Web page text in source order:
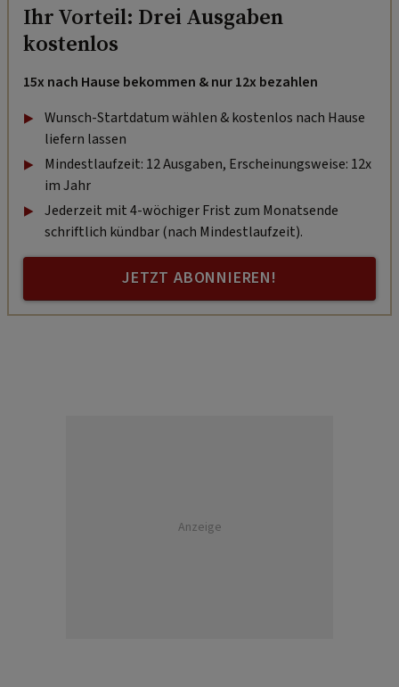
Ihr Vorteil: Drei Ausgaben
kostenlos
15x nach Hause bekommen & nur 12x bezahlen
Wunsch-Startdatum wählen & kostenlos nach Hause
liefern lassen
Mindestlaufzeit: 12 Ausgaben, Erscheinungsweise: 12x
im Jahr
Jederzeit mit 4-wöchiger Frist zum Monatsende
schriftlich kündbar (nach Mindestlaufzeit).
JETZT ABONNIEREN!
Anzeige